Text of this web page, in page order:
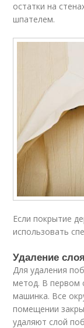
остатки на
шпателем.
Если покрытие
использовать
Удаление
Для удаления
метод. В первом
машинка. Все
помещении
удаляют слой